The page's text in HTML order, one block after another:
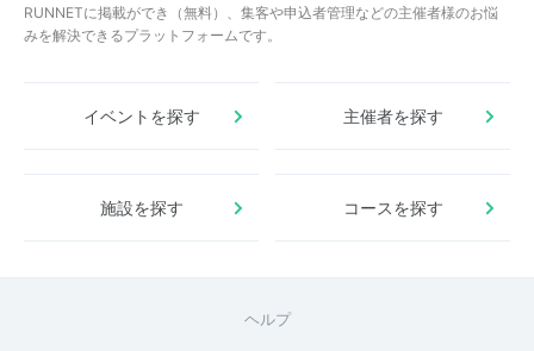
RUNNETに掲載ができ（無料）、集客や申込者管理などの主催者様のお悩
みを解決できるプラットフォームです。
イベントを探す 主催者を探す
施設を探す コースを探す
ヘルプ